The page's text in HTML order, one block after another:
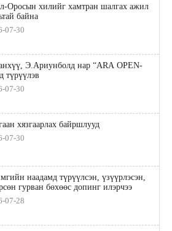
Оросын хилийг хамтран шалгах ажил
байна
07-30
Э.Ариунболд нар “ARA OPEN-
түрүүлэв
07-30
хязгаарлах байршлууд
07-30
наадамд түрүүлсэн, үзүүрлэсэн,
гурван бөхөөс допинг илэрчээ
07-28